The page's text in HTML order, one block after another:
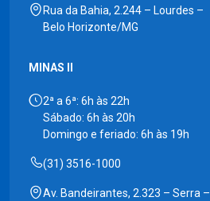
Rua da Bahia, 2.244 – Lourdes –
Belo Horizonte/MG
MINAS II
2ª a 6ª: 6h às 22h
Sábado: 6h às 20h
Domingo e feriado: 6h às 19h
(31) 3516-1000
Av. Bandeirantes, 2.323 – Serra –